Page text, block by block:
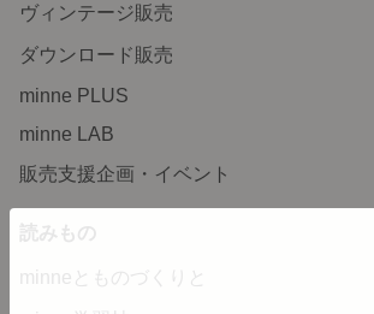
ヴィンテージ販売
ダウンロード販売
minne PLUS
minne LAB
販売支援企画・イベント
読みもの
minneとものづくりと